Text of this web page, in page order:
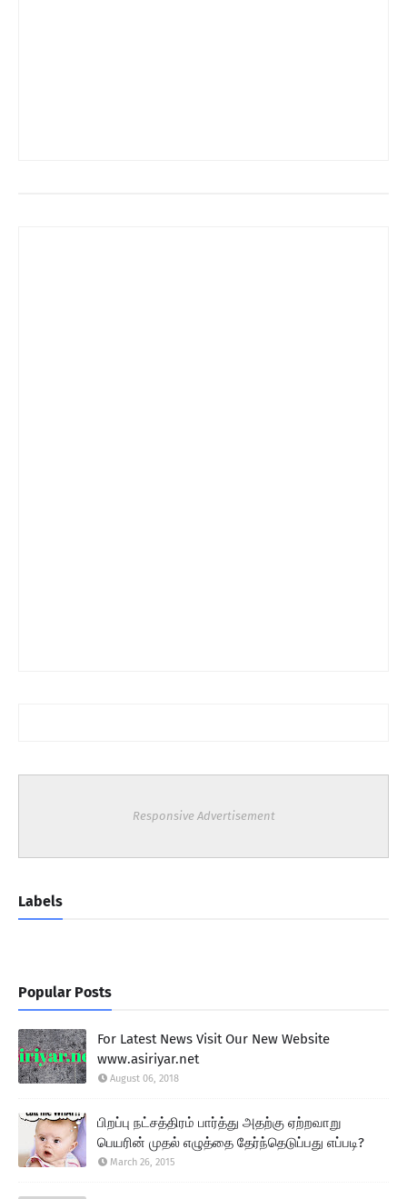
Responsive Advertisement
Labels
Popular Posts
For Latest News Visit Our New Website
www.asiriyar.net
August 06, 2018
பிறப்பு நட்சத்திரம் பார்த்து அதற்கு ஏற்றவாறு
பெயரின் முதல் எழுத்தை தேர்ந்தெடுப்பது எப்படி?
March 26, 2015